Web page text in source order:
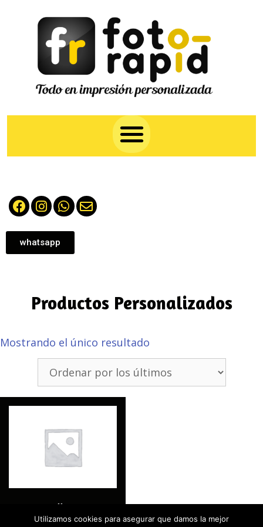
whatsapp
Productos Personalizados
Mostrando el único resultado
Roll-Up
Utilizamos cookies para asegurar que damos la mejor